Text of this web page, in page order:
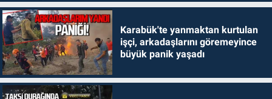
Karabük'te yanmaktan kurtulan
işçi, arkadaşlarını göremeyince
büyük panik yaşadı